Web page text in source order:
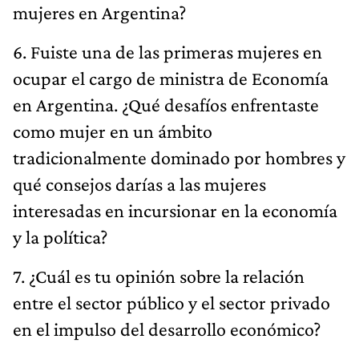
mujeres en Argentina?
6. Fuiste una de las primeras mujeres en
ocupar el cargo de ministra de Economía
en Argentina. ¿Qué desafíos enfrentaste
como mujer en un ámbito
tradicionalmente dominado por hombres y
qué consejos darías a las mujeres
interesadas en incursionar en la economía
y la política?
7. ¿Cuál es tu opinión sobre la relación
entre el sector público y el sector privado
en el impulso del desarrollo económico?